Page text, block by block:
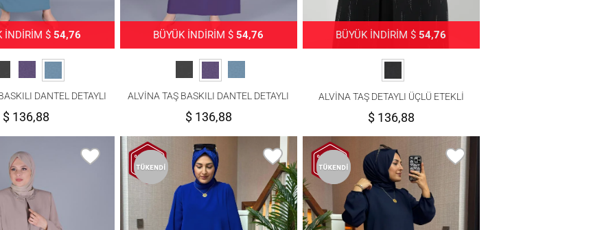
İNDİRİM $54,76
DANTEL DETAYLI
TAKIM 30056
$ 136,88
BÜYÜK İNDİRİM $54,76
ALVİNA TAŞ BASKILI DANTEL DETAYLI
ÜÇLÜ ETEKLİ TAKIM 30056
$ 136,88
BÜYÜK İNDİRİM $54,76
ALVİNA TAŞ DETAYLI ÜÇLÜ ETEKLİ
TAKIM 30050
$ 136,88